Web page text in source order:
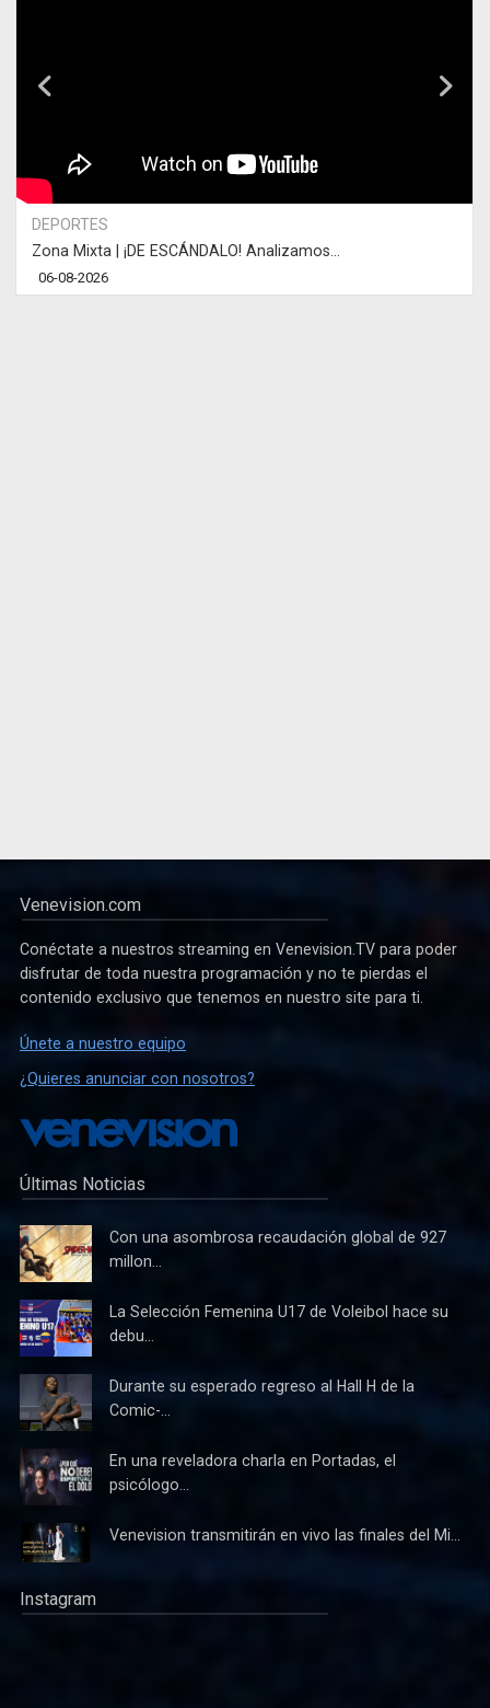
DEPORTES
Zona Mixta | ¡DE ESCÁNDALO! Analizamos...
06-08-2026
Venevision.com
Conéctate a nuestros streaming en Venevision.TV para poder
disfrutar de toda nuestra programación y no te pierdas el
contenido exclusivo que tenemos en nuestro site para ti.
Únete a nuestro equipo
¿Quieres anunciar con nosotros?
Últimas Noticias
Con una asombrosa recaudación global de 927
millon...
La Selección Femenina U17 de Voleibol hace su
debu...
Durante su esperado regreso al Hall H de la
Comic-...
En una reveladora charla en Portadas, el
psicólogo...
Venevision transmitirán en vivo las finales del Mi...
Instagram